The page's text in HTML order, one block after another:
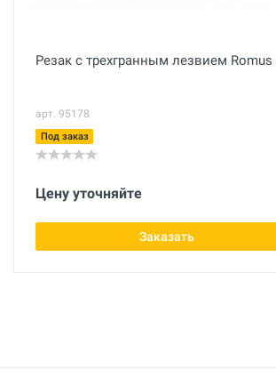
Резак с трехгранным лезвием Romus
арт. 95178
Под заказ
Цену уточняйте
Заказать